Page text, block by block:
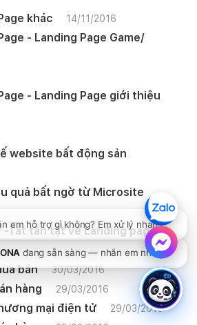
khác 14/11/2016
- Landing Page Game/
- Landing Page giới thiệu
website bất động sản
quả bất ngờ từ Microsite
-Tất tần tật về Landing page
bán 30/03/2016
hàng 29/03/2016
mại điện tử 29/03/2016